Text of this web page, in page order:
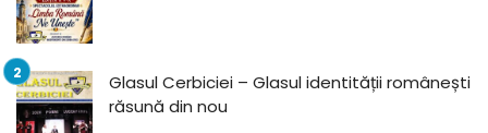
Glasul Cerbiciei – Glasul identității românești
răsună din nou